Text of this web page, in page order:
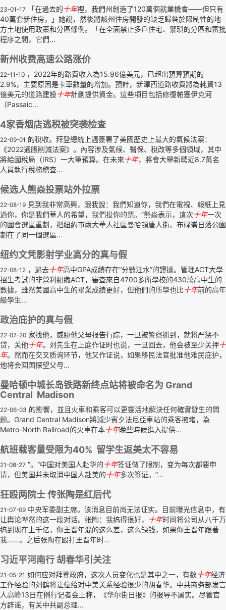
23-01-17 「在過去的十年裡，我們州創造了120萬個就業機會——但只有
40萬套新住房，」她說，然後將該州住房開發的缺乏歸咎於限制性的地
方土地使用政策和分區條例。「在全面禁止多戶住宅、繁瑣的分區和審批
程序之間，它們...
新州收费高速公路涨价
22-11-10 ，2022年的路費收入為15.96億美元，已超出預算預期的
2.9%，主要原因是卡車數量的增加。預計，新澤西道路收費將為耗資13
億美元的道路建設十年計劃提供資金。這些項目包括修復帕塞伊克河
（Passaic...
4家香烟店逃税被突袭检查
22-09-01 的稅收。拜登總統上週簽署了美國歷史上最大的氣候法案：
《2022通脹削減法案》。內容涉及氣候、醫保、稅改等多個領域，其中
將給國稅局（IRS）一大筆預算。在未來十年，將會大舉新聘近8.7萬名
人員執行稅務稽查...
候选人熊焱投票站外拉票
22-08-19 見到我非常高興，跟我說：我們知道你，我們在電視、報紙上見
過你，你是我們華人的希望，我們投你的票。”熊焱表示，這次十年一次
的國會選區重劃，把紐約市兩大華人社區曼哈頓唐人街、布碌崙日落公園
劃在了同一個選區...
纽约文凭影射学业高分的真与假
22-08-12 ，過去十年高中GPA成績存在“分數注水”的證據。管理ACT大學
招生考試的非營利組織ACT，審查來自4700多所學校的430萬高中生的
數據，雖然美國高中生的畢業成績更好，但他們的所學也比十年前的高年
級學生...
政治庇护的真与假
22-07-20 家找他，威胁他父母报告行踪，一旦被警察抓到，就将严惩不
贷，关他十年。刘先生在上庭作证时也说，一旦回去，他会被至少关押十
年。然而在交叉质询环节，他又作证说，如果移民法官批准他难民庇护，
他将会回国探望父母...
曼哈顿中城长岛铁路新终点站将被命名为 Grand
Central Madison
22-06-03 的影響，並且火車和乘客可以更靈活地解決任何確實發生的問
題。Grand Central Madison將減少賓夕法尼亞車站的乘客擁堵，為
Metro-North Railroad的火車在本十年晚些時候進入提供...
航班载客量受限为40% 留学生返美太不容易
21-08-27 ”。“中国对美国人赴华的十年签证做了限制，变为每次都要申
请，但美国并未取消中国人赴美的十年多次签证。”...
狂殴两院士 传张陶是红后代
21-07-09 中央军委副主席。该消息目前尚无法证实。目前曝光信息中，有
让舆论哗然的这一段对话。张陶：我搞得很好，
十年时间将公司从八千万
搞到现在上千亿，你王晋年混的这么差，这么缺钱，如果你王晋年跟著
我……。之后张陶在殴打王晋年时...
习近平河南行 胡春华引关注
21-05-21 如何应对拜登政府，这次人员变化也是其中之一，有数十年经济
工作经验的刘鹤将让位给对中美关系经验很少的胡春华。中共商务部发言
人高峰13日在例行记者会上称，《华尔街日报》的报导不属实。尽管官
方辟谣，有关中共副总理...